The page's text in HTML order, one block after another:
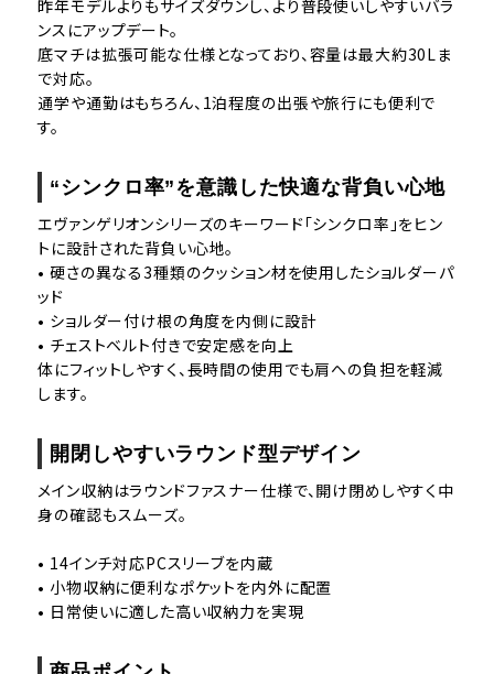
昨年モデルよりもサイズダウンし、より普段使いしやすいバラ
ンスにアップデート。
底マチは拡張可能な仕様となっており、容量は最大約30Lま
で対応。
通学や通勤はもちろん、1泊程度の出張や旅行にも便利で
す。
“シンクロ率”を意識した快適な背負い心地
エヴァンゲリオンシリーズのキーワード「シンクロ率」をヒン
トに設計された背負い心地。
• 硬さの異なる3種類のクッション材を使用したショルダーパ
ッド
• ショルダー付け根の角度を内側に設計
• チェストベルト付きで安定感を向上
体にフィットしやすく、長時間の使用でも肩への負担を軽減
します。
開閉しやすいラウンド型デザイン
メイン収納はラウンドファスナー仕様で、開け閉めしやすく中
身の確認もスムーズ。
• 14インチ対応PCスリーブを内蔵
• 小物収納に便利なポケットを内外に配置
• 日常使いに適した高い収納力を実現